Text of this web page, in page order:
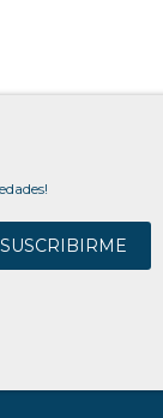
SUSCRIBIRME